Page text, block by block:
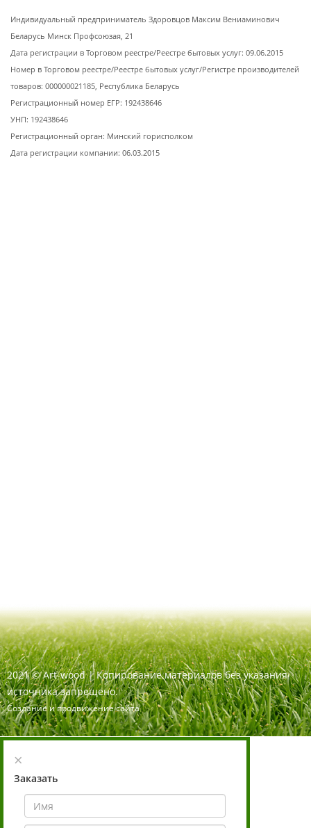
Индивидуальный предприниматель Здоровцов Максим Вениаминович
Беларусь Минск Профсоюзая, 21
Дата регистрации в Торговом реестре/Реестре бытовых услуг: 09.06.2015
Номер в Торговом реестре/Реестре бытовых услуг/Регистре производителей
товаров: 000000021185, Республика Беларусь
Регистрационный номер ЕГР: 192438646
УНП: 192438646
Регистрационный орган: Минский горисполком
Дата регистрации компании: 06.03.2015
2021 ©Art-wood |Копирование материалов без указания
источника запрещено.
Создание и продвижение сайта
×
Заказать